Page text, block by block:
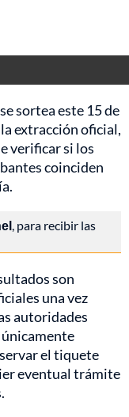
sortea este 15 de
extracción oficial,
verificar si los
coinciden
, para recibir las
son
una vez
autoridades
el tiquete
eventual trámite